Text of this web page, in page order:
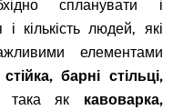
спланувати і
кількість людей, які
елементами
барні стільці,
така як кавоварка,